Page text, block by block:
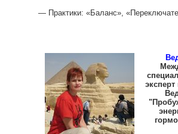
— Практики: «Баланс»,